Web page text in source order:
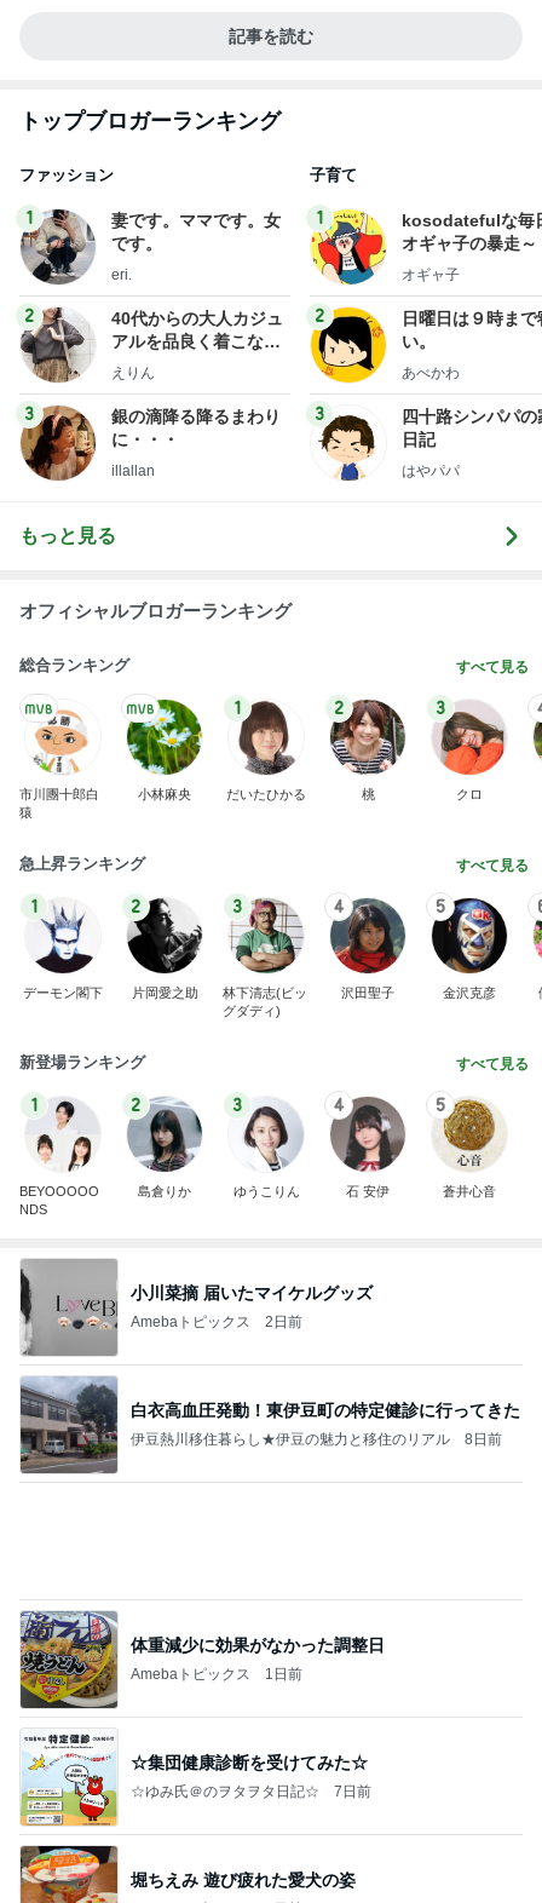
記事を読む
トップブロガーランキング
ファッション
1
妻です。ママです。女
です。
eri.
2
40代からの大人カジュ
アルを品良く着こなす
ファッションブログ
えりん
3
銀の滴降る降るまわり
に・・・
illallan
子育て
1
kosodatefulな毎
オギャ子の暴走～
オギャ子
2
日曜日は９時まで
い。
あべかわ
3
四十路シンパパの
日記
はやパパ
もっと見る
オフィシャルブロガーランキング
総合ランキング すべて見る
市川團十郎白
猿
小林麻央
1
だいたひかる
2
桃
3
クロ
急上昇ランキング すべて見る
1
デーモン閣下
2
片岡愛之助
3
林下清志(ビッ
グダディ)
4
沢田聖子
5
金沢克彦
新登場ランキング すべて見る
1
BEYOOOOO
NDS
2
島倉りか
3
ゆうこりん
4
石 安伊
5
蒼井心音
小川菜摘 届いたマイケルグッズ
Amebaトピックス 2日前
白衣高血圧発動！東伊豆町の特定健診に行ってきた
伊豆熱川移住暮らし★伊豆の魅力と移住のリアル 8日前
☆集団健康診断を受けてみた☆
☆ゆみ氏＠のヲタヲタ日記☆
堀ちえみ 遊び疲れた愛犬の姿
Amebaトピックス 1日前
今年も出てるなぁ